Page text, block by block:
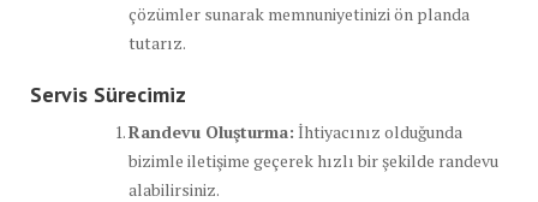
çözümler sunarak memnuniyetinizi ön planda
tutarız.
Servis Sürecimiz
Randevu Oluşturma: İhtiyacınız olduğunda
bizimle iletişime geçerek hızlı bir şekilde randevu
alabilirsiniz.